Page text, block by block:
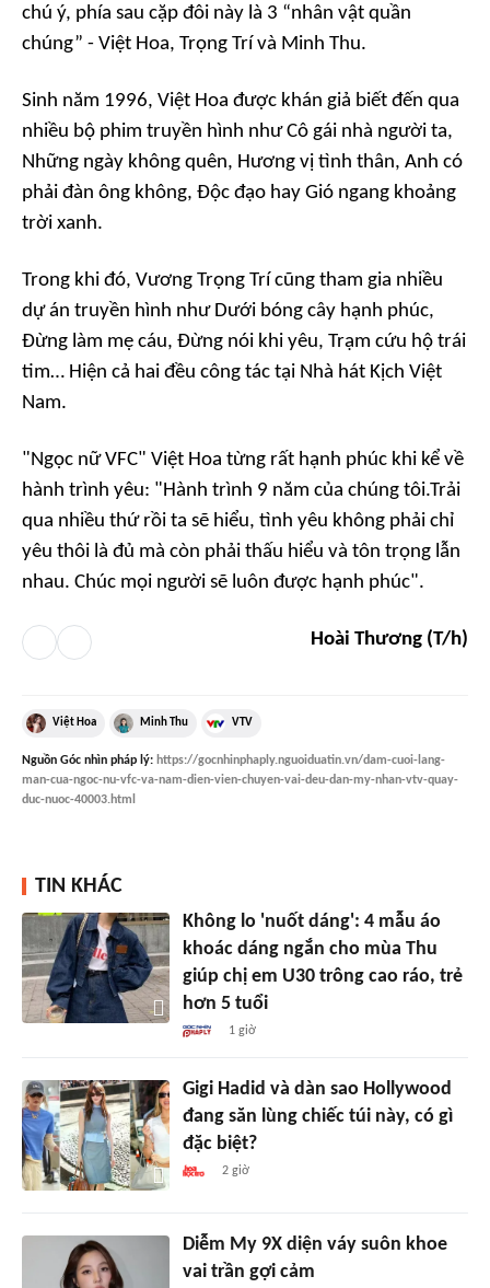
chú ý, phía sau cặp đôi này là 3 “nhân vật quần
chúng” - Việt Hoa, Trọng Trí và Minh Thu.
Sinh năm 1996, Việt Hoa được khán giả biết đến qua
nhiều bộ phim truyền hình như Cô gái nhà người ta,
Những ngày không quên, Hương vị tình thân, Anh có
phải đàn ông không, Độc đạo hay Gió ngang khoảng
trời xanh.
Trong khi đó, Vương Trọng Trí cũng tham gia nhiều
dự án truyền hình như Dưới bóng cây hạnh phúc,
Đừng làm mẹ cáu, Đừng nói khi yêu, Trạm cứu hộ trái
tim… Hiện cả hai đều công tác tại Nhà hát Kịch Việt
Nam.
"Ngọc nữ VFC" Việt Hoa từng rất hạnh phúc khi kể về
hành trình yêu: "Hành trình 9 năm của chúng tôi.Trải
qua nhiều thứ rồi ta sẽ hiểu, tình yêu không phải chỉ
yêu thôi là đủ mà còn phải thấu hiểu và tôn trọng lẫn
nhau. Chúc mọi người sẽ luôn được hạnh phúc".
Hoài Thương (T/h)
Việt Hoa Minh Thu VTV
Nguồn Góc nhìn pháp lý: https://gocnhinphaply.nguoiduatin.vn/dam-cuoi-lang-
man-cua-ngoc-nu-vfc-va-nam-dien-vien-chuyen-vai-deu-dan-my-nhan-vtv-quay-
duc-nuoc-40003.html
TIN KHÁC
Không lo 'nuốt dáng': 4 mẫu áo
khoác dáng ngắn cho mùa Thu
giúp chị em U30 trông cao ráo, trẻ
hơn 5 tuổi
1 giờ
Gigi Hadid và dàn sao Hollywood
đang săn lùng chiếc túi này, có gì
đặc biệt?
2 giờ
Diễm My 9X diện váy suôn khoe
vai trần gợi cảm